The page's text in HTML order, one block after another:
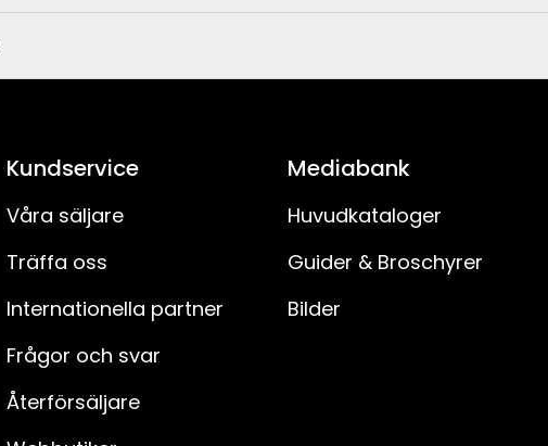
Kundservice
Våra säljare
Träffa oss
Internationella partner
Frågor och svar
Återförsäljare
Mediabank
Huvudkataloger
Guider & Broschyrer
Bilder